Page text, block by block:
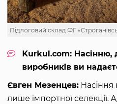
Підлоговий склад ФГ
Kurkul.com: Насінню,
виробників ви
Євген Мезенцев: Насіння
лише імпортної селекції.